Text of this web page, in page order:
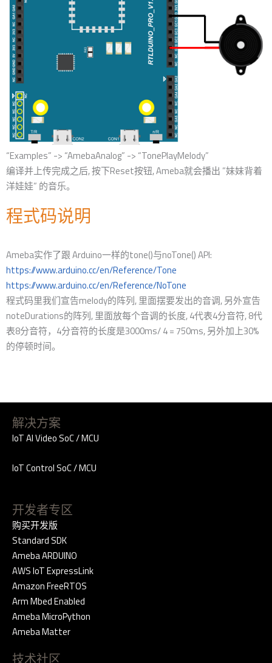
“Examples” -> “AmebaAnalog” -> “TonePlayMelody”
编译并上传完成之后, 按下Reset按钮, Ameba就会播出 ”妹妹背着
洋娃娃” 的音乐。
程式码说明
Ameba实作了跟 Arduino一样的tone()与noTone() API:
https://www.arduino.cc/en/Reference/Tone
https://www.arduino.cc/en/Reference/NoTone
程式码里我们宣告melody的阵列, 里面摆要发出的音调, 另外宣告
noteDurations的阵列, 里面放每个音调的长度, 4代表4分音符, 8代
表8分音符，4分音符的长​​度是3000ms/ 4 = 750ms, 另外加上30%
的停顿时间。
解决方案
IoT AI Video SoC / MCU
IoT Control SoC / MCU
开发者专区
购买开发版
Standard SDK
Ameba ARDUINO
AWS IoT ExpressLink
Amazon FreeRTOS
Arm Mbed Enabled
Ameba MicroPython
Ameba Matter
技术社区